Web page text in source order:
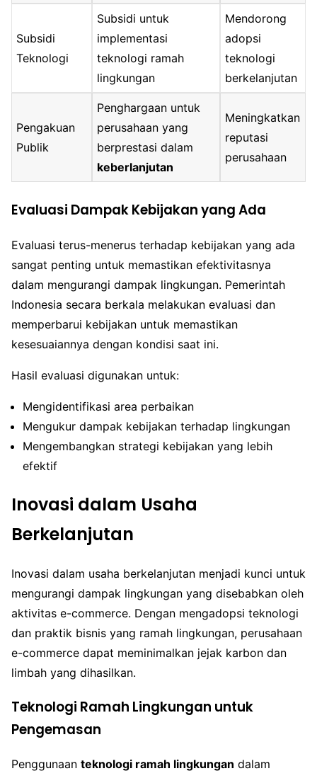
Subsidi
Teknologi
Subsidi untuk
implementasi
teknologi ramah
lingkungan
Mendorong
adopsi
teknologi
berkelanjutan
Pengakuan
Publik
Penghargaan untuk
perusahaan yang
berprestasi dalam
keberlanjutan
Meningkatkan
reputasi
perusahaan
Evaluasi Dampak Kebijakan yang Ada
Evaluasi terus-menerus terhadap kebijakan yang ada
sangat penting untuk memastikan efektivitasnya
dalam mengurangi dampak lingkungan. Pemerintah
Indonesia secara berkala melakukan evaluasi dan
memperbarui kebijakan untuk memastikan
kesesuaiannya dengan kondisi saat ini.
Hasil evaluasi digunakan untuk:
Mengidentifikasi area perbaikan
Mengukur dampak kebijakan terhadap lingkungan
Mengembangkan strategi kebijakan yang lebih
efektif
Inovasi dalam Usaha
Berkelanjutan
Inovasi dalam usaha berkelanjutan menjadi kunci untuk
mengurangi dampak lingkungan yang disebabkan oleh
aktivitas e-commerce. Dengan mengadopsi teknologi
dan praktik bisnis yang ramah lingkungan, perusahaan
e-commerce dapat meminimalkan jejak karbon dan
limbah yang dihasilkan.
Teknologi Ramah Lingkungan untuk
Pengemasan
Penggunaan teknologi ramah lingkungan dalam